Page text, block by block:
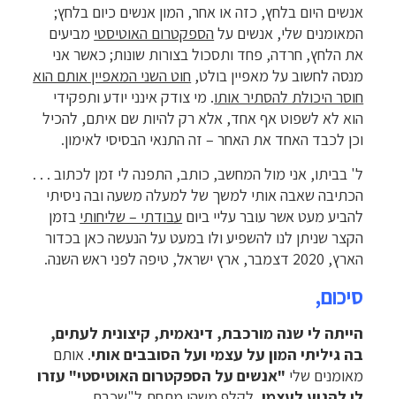
אנשים היום בלחץ, כזה או אחר, המון אנשים כיום בלחץ;
המאומנים שלי, אנשים על הספקטרום האוטיסטי מביעים
את הלחץ, חרדה, פחד ותסכול בצורות שונות; כאשר אני
מנסה לחשוב על מאפיין בולט, חוט השני המאפיין אותם הוא
חוסר היכולת להסתיר אותו. מי צודק אינני יודע ותפקידי
הוא לא לשפוט אף אחד, אלא רק להיות שם איתם, להכיל
וכן לכבד האחד את האחר – זה התנאי הבסיסי לאימון.
ל' בביתו, אני מול המחשב, כותב, התפנה לי זמן לכתוב . . .
הכתיבה שאבה אותי למשך של למעלה משעה ובה ניסיתי
להביע מעט אשר עובר עליי ביום עבודתי – שליחותי בזמן
הקצר שניתן לנו להשפיע ולו במעט על הנעשה כאן בכדור
הארץ, 2020 דצמבר, ארץ ישראל, טיפה לפני ראש השנה.
סיכום,
הייתה לי שנה מורכבת, דינאמית, קיצונית לעתים,
בה גיליתי המון על עצמי ועל הסובבים אותי. אותם
מאומנים שלי "אנשים על הספקטרום האוטיסטי" עזרו